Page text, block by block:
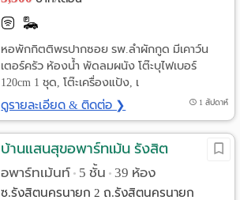
หอพักกิตติพรปากซอย รพ.ลำผักกูด มีเคาว์น
เตอร์ครัว ห้องน้ำ พัดลมผนัง โต๊ะบุไฟเบอร์
120cm 1 ชุด, โต๊ะเครื่องแป้ง, เ
ดูรายละเอียด & ติดต่อ ❯ 1 สัปดาห์
บ้านแสนสุขอพาร์ทเม้น รังสิต
อพาร์ทเม้นท์ • 5 ชั้น • 39 ห้อง
ซ.รังสิตนครนายก 2 ถ.รังสิตนครนายก